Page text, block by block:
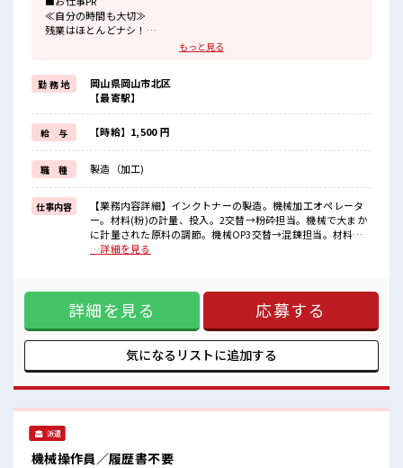
≪自分の時間も大切≫
残業はほとんどナシ！
場合によってはお願いすることもあります♪
明るすぎたり奇抜でなければ基本的に自由！
(規定有)≪未経験の方も大カンゲイ≫
新しいことにチャレンジするのは不安だけど、
しっかり働く環境が整っています！
イチからスキルUP・ステップUP目指していきましょう！
≪自分に合った期間で働ける≫
福利厚生が整った派遣のお仕事です！
■職場の雰囲気
『少人数』だからコミュニケーションも取りやすい？
明るすぎたり奇抜過ぎなければヘアカラーOK！
休憩室で楽しくおしゃべり！
ストレス解消☆
もっと見る
勤 務 地
岡山県岡山市北区
【最寄駅】
給 与 【時給】1,500 円
職 種 製造（加工)
仕事内容
【業務内容詳細】インクトナーの製造。機械加工オペレータ
ー。材料(粉)の計量、投入。2交替→粉砕担当。機械で大まか
に計量された原料の調節。機械OP3交替→混錬担当。材料投
入や原料入れ替えの掃除、機械OP【取扱製品情報】 ■お仕事
≫ 明るすぎたり奇抜でなければ基本的に自由！ (規定有)≪未
経験の方も大カンゲイ≫ 新しいことにチャレンジするのは不
安だけど、 しっかり働く環境が整っています！ イチからスキ
ルUP・ステップUP目指していきましょう！ ≪自分に合った
期間で働ける≫ 福利厚生が整った派遣のお仕事です！ ■職場
の雰囲気 『少人数』だからコミュニケーションも取りやす
で楽しくおしゃべり！ ストレス解消☆ 残業はほとんどありま
せん！
…詳細を見る
詳細を見る 応募する
気になるリストに追加する
派遣
機械操作員／履歴書不要